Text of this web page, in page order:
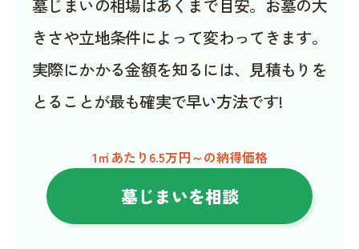
墓じまいの相場はあくまで目安。お墓の大
きさや立地条件によって変わってきます。
実際にかかる金額を知るには、見積もりを
とることが最も確実で早い方法です!
1㎡あたり6.5万円～の納得価格
墓じまいを相談